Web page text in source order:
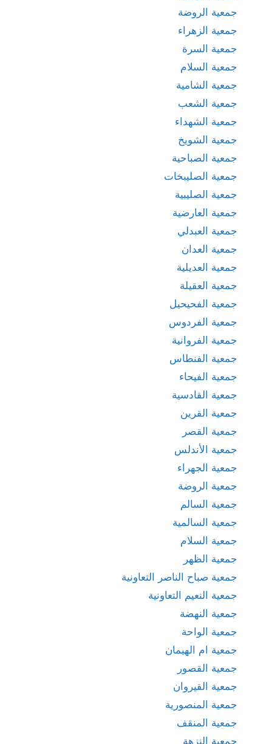
جمعية الروضة
جمعية الزهراء
جمعية السرة
جمعية السلام
جمعية الشامية
جمعية الشعب
جمعية الشهداء
جمعية الشويخ
جمعية الصباحية
جمعية الصليبخات
جمعية الصليبية
جمعية العارضية
جمعية العبدلي
جمعية العدان
جمعية العديلية
جمعية العقيلة
جمعية الفحيحيل
جمعية الفردوس
جمعية الفروانية
جمعية الفنطاس
جمعية الفيحاء
جمعية القادسية
جمعية القرين
جمعية القصر
جمعية الأندلس
جمعية الجهراء
جمعية الروضة
جمعية السالم
جمعية السالمية
جمعية السلام
جمعية الظهر
جمعية صباح الناصر التعاونية
جمعية النعيم التعاونية
جمعية النهضة
جمعية الواحة
جمعية ام الهيمان
جمعية القصور
جمعية القيروان
جمعية المنصورية
جمعية المنقف
جمعية النزهة